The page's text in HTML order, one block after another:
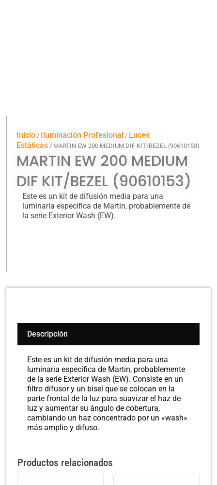
Inicio / Iluminación Profesional / Luces
Estáticas / MARTIN EW 200 MEDIUM DIF KIT/BEZEL (90610153)
MARTIN EW 200 MEDIUM
DIF KIT/BEZEL (90610153)
Este es un kit de difusión media para una
luminaria específica de Martin, probablemente de
la serie Exterior Wash (EW).
Descripción
Este es un kit de difusión media para una
luminaria específica de Martin, probablemente
de la serie Exterior Wash (EW). Consiste en un
filtro difusor y un bisel que se colocan en la
parte frontal de la luz para suavizar el haz de
luz y aumentar su ángulo de cobertura,
cambiando un haz concentrado por un «wash»
más amplio y difuso.
Productos relacionados